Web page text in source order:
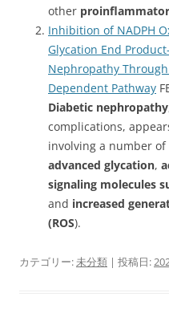
other
Inhibition of NADPH
Glycation End
Nephropathy
Dependent Pathway
Diabetic nephropathy
complications,
involving a number
advanced glycation,
signaling molecules
and increased
(ROS).
カテゴリー:未分類 | 投稿日: